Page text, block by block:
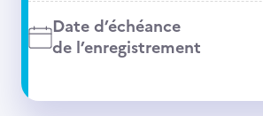
Date d’échéance
de l’enregistrement